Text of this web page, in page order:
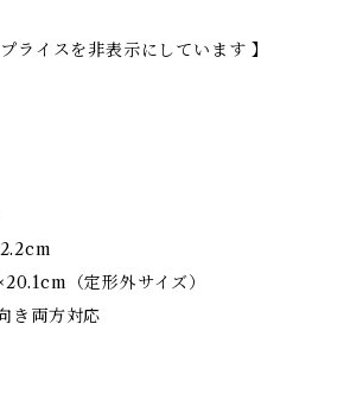
ライスを非表示にしています 】
（定形外サイズ）
き両方対応